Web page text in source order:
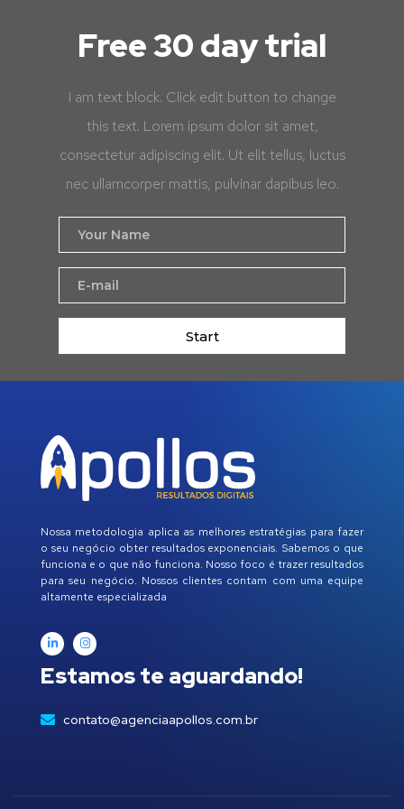
Free 30 day trial
I am text block. Click edit button to change
this text. Lorem ipsum dolor sit amet,
consectetur adipiscing elit. Ut elit tellus, luctus
nec ullamcorper mattis, pulvinar dapibus leo.
Start
Nossa metodologia aplica as melhores estratégias para fazer
o seu negócio obter resultados exponenciais. Sabemos o que
funciona e o que não funciona. Nosso foco é trazer resultados
para seu negócio. Nossos clientes contam com uma equipe
altamente especializada
Estamos te aguardando!
contato@agenciaapollos.com.br